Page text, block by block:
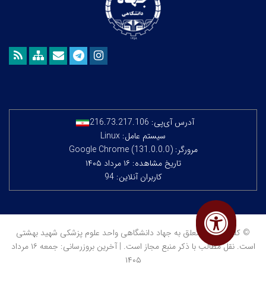
آدرس آی‌پی: 216.73.217.106
سیستم عامل: Linux
مرورگر: Google Chrome (131.0.0.0)
تاریخ مشاهده: ۱۶ مرداد ۱۴۰۵
کاربران آنلاین: 94
© کلیه حقوق متعلق به جهاد دانشگاهی واحد علوم پزشکی شهید بهشتی
است. نقل مطالب با ذکر منبع مجاز است. | آخرین بروزرسانی: جمعه ۱۶ مرداد
۱۴۰۵